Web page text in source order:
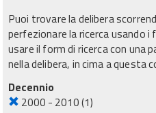
Puoi trovare la delibera
perfezionare la ricerca usando
usare il form di ricerca con una
nella delibera, in cima a questa
Decennio
2000 - 2010(1)